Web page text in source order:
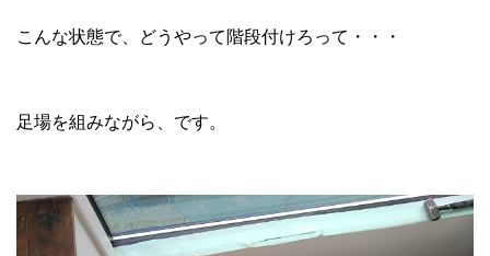
こんな状態で、どうやって階段付けろって・・・
足場を組みながら、です。